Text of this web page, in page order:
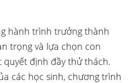
hành trình trưởng thành
trọng và lựa chọn con
định đầy thử thách.
các học sinh, chương trình